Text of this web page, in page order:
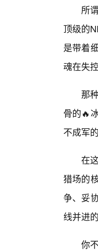
所
顶级的
是带着
魂在失
那
骨的🔥
不成军
在
猎场的
争、妥
线并进
你